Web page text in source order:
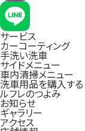
サービス
カーコーティング
手洗い洗車
サイドメニュー
車内清掃メニュー
洗車用品を購入する
ルフレのつよみ
お知らせ
ギャラリー
アクセス